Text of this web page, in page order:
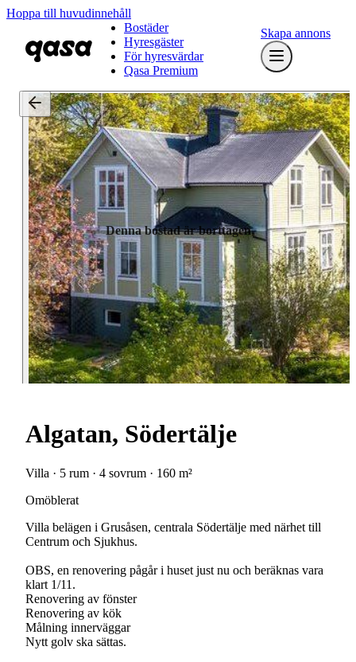
Hoppa till huvudinnehåll
Bostäder
Hyresgäster
För hyresvärdar
Qasa Premium
Skapa annons
Denna bostad är borttagen
Algatan, Södertälje
Villa · 5 rum · 4 sovrum · 160 m²
Omöblerat
Villa belägen i Grusåsen, centrala Södertälje med närhet till
Centrum och Sjukhus.
OBS, en renovering pågår i huset just nu och beräknas vara
klart 1/11.
Renovering av fönster
Renovering av kök
Målning innerväggar
Nytt golv ska sättas.